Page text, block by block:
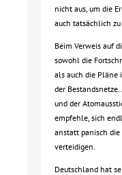
nicht aus, um die
auch tatsächlich zu
Beim Verweis auf
sowohl die
als auch die Pläne
der
und der
empfehle, sich
anstatt panisch die
verteidigen.
Deutschland hat